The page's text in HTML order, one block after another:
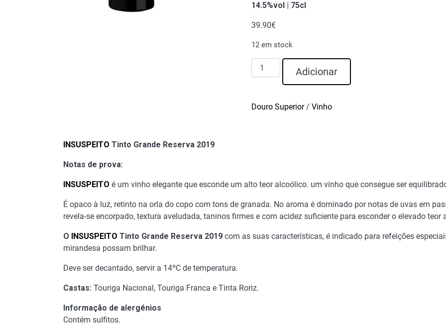
14.5%vol | 75cl
39.90€
12 em stock
Quantidade
de
INSUSPEITO
Grande
Adicionar
Douro Superior/ Vinho
INSUSPEITO Tinto Grande Reserva 2019
Notas de prova:
INSUSPEITO é um vinho elegante que esconde um alto teor alcoólico. um vinho que consegue ser
É opaco à luz, retinto na orla do copo com tons de granada. No aroma é dominado por notas de uvas em
revela-se encorpado, textura aveludada, taninos firmes e com acidez suficiente para esconder o elevado teor
O INSUSPEITO Tinto Grande Reserva 2019 com as suas características, é indicado para refeições
mirandesa possam brilhar.
Deve ser decantado, servir a 14ºC de temperatura.
Castas: Touriga Nacional, Touriga Franca e Tinta Roriz.
Informação de alergénios
Contém sulfitos.